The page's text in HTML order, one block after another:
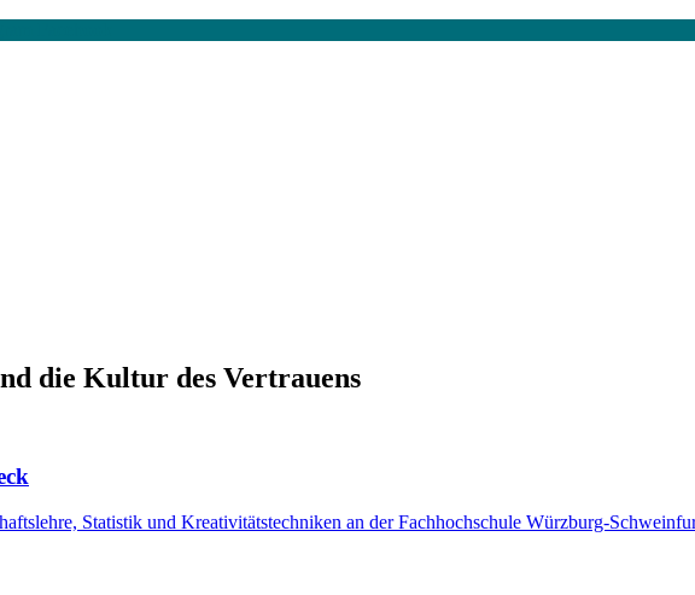
die Kultur des Vertrauens
Statistik und Kreativitätstechniken an der Fachhochschule Würzburg-